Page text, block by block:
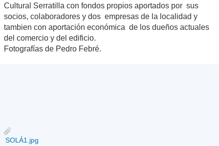
Cultural Serratilla con fondos propios aportados por sus
socios, colaboradores y dos empresas de la localidad y
tambien con aportación económica de los dueños actuales
del comercio y del edificio.
Fotografías de Pedro Febré.
SOLÁ1.jpg